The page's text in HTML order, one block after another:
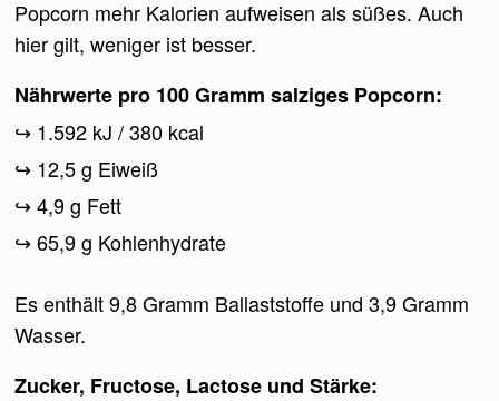
Popcorn mehr Kalorien aufweisen als süßes. Auch
hier gilt, weniger ist besser.
Nährwerte pro 100 Gramm salziges Popcorn:
1.592 kJ / 380 kcal
12,5 g Eiweiß
4,9 g Fett
65,9 g Kohlenhydrate
Es enthält 9,8 Gramm Ballaststoffe und 3,9 Gramm
Wasser.
Zucker, Fructose, Lactose und Stärke: